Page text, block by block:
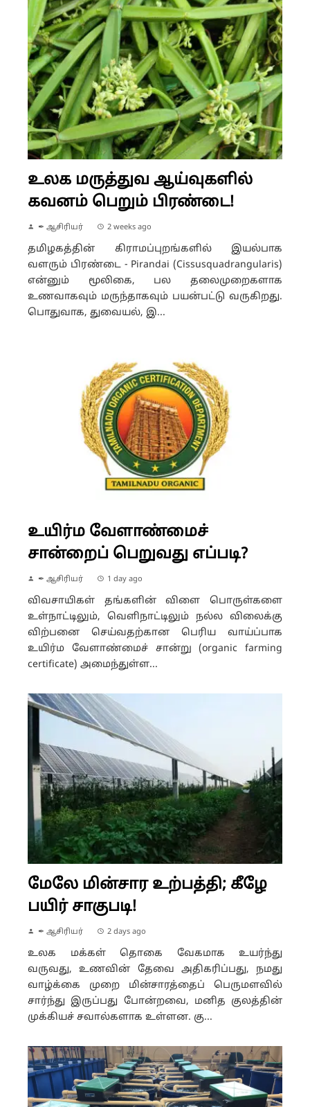
உலக மருத்துவ ஆய்வுகளில்
கவனம் பெறும் பிரண்டை!
✒ ஆசிரியர் 2 weeks ago
தமிழகத்தின் கிராமப்புறங்களில் இயல்பாக
வளரும் பிரண்டை - Pirandai (Cissusquadrangularis)
என்னும் மூலிகை, பல தலைமுறைகளாக
உணவாகவும் மருந்தாகவும் பயன்பட்டு வருகிறது.
பொதுவாக, துவையல், இ...
உயிர்ம வேளாண்மைச்
சான்றைப் பெறுவது எப்படி?
✒ ஆசிரியர் 1 day ago
விவசாயிகள் தங்களின் விளை பொருள்களை
உள்நாட்டிலும், வெளிநாட்டிலும் நல்ல விலைக்கு
விற்பனை செய்வதற்கான பெரிய வாய்ப்பாக
உயிர்ம வேளாண்மைச் சான்று (organic farming
certificate) அமைந்துள்ள...
மேலே மின்சார உற்பத்தி; கீழே
பயிர் சாகுபடி!
✒ ஆசிரியர் 2 days ago
உலக மக்கள் தொகை வேகமாக உயர்ந்து
வருவது, உணவின் தேவை அதிகரிப்பது, நமது
வாழ்க்கை முறை மின்சாரத்தைப் பெருமளவில்
சார்ந்து இருப்பது போன்றவை, மனித குலத்தின்
முக்கியச் சவால்களாக உள்ளன. கு...